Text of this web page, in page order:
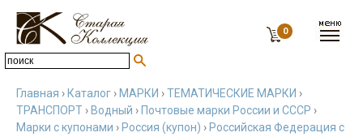
0
Главная › Каталог › МАРКИ ›ТЕМАТИЧЕСКИЕ МАРКИ ›
ТРАНСПОРТ › Водный › Почтовые марки России и СССР ›
Марки с купонами › Россия (купон) › Российская Федерация с